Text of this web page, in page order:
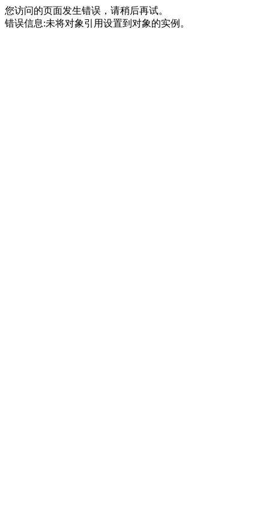
您访问的页面发生错误，请稍后再试。
错误信息:未将对象引用设置到对象的实例。